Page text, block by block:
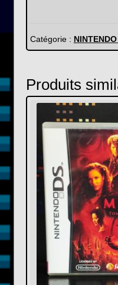
ATV
Extreme
Catégorie :
Produits